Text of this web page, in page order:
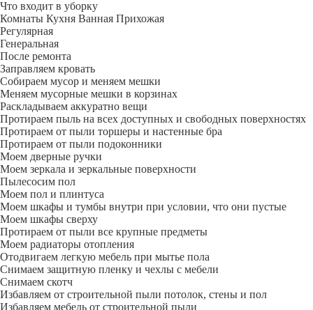
Что входит в уборку
Регу­лярная
Гене­ральная
После ремонта
Заправляем кровать
Собираем мусор и меняем мешки
Меняем мусорные мешки в корзинах
Раскладываем аккуратно вещи
Протираем пыль на всех доступных и свободных поверхностях
Протираем от пыли торшеры и настенные бра
Протираем от пыли подоконники
Моем дверные ручки
Моем зеркала и зеркальные поверхности
Пылесосим пол
Моем пол и плинтуса
Моем шкафы и тумбы внутри при условии, что они пустые
Моем шкафы сверху
Протираем от пыли все крупные предметы
Моем радиаторы отопления
Отодвигаем легкую мебель при мытье пола
Снимаем защитную пленку и чехлы с мебели
Снимаем скотч
Избавляем от строительной пыли потолок, стены и пол
Избавляем мебель от строительной пыли